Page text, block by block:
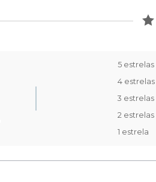
5 estrelas
4 estrelas
3 estrelas
2 estrelas
1 estrela